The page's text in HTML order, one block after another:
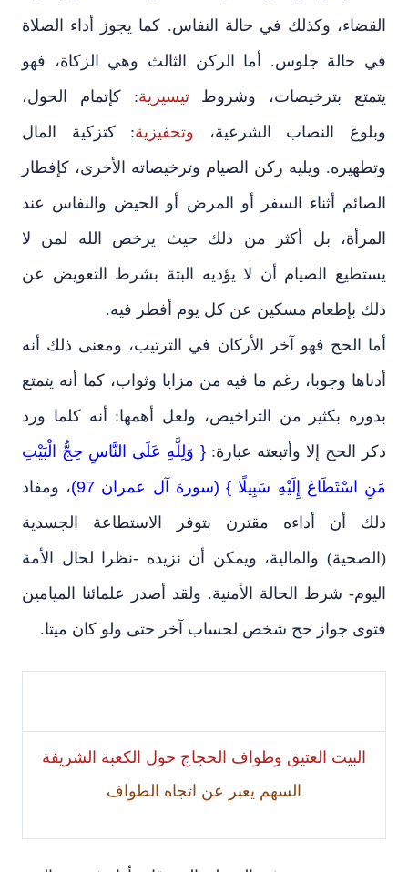
القضاء، وكذلك في حالة النفاس. كما يجوز أداء الصلاة
في حالة جلوس. أما الركن الثالث وهي الزكاة، فهو
يتمتع بترخيصات، وشروطتيسيرية: كإتمام الحول،
وبلوغ النصاب الشرعية، وتحفيزية: كتزكية المال
وتطهيره. ويليه ركن الصيام وترخيصاته الأخرى، كإفطار
الصائم أثناء السفر أو المرض أو الحيض والنفاس عند
المرأة، بل أكثر من ذلك حيث يرخص الله لمن لا
يستطيع الصيام أن لا يؤديه البتة بشرط التعويض عن
ذلك بإطعام مسكين عن كل يوم أفطر فيه.
أما الحج فهو آخر الأركان في الترتيب، ومعنى ذلك أنه
أدناها وجوبا، رغم ما فيه من مزايا وثواب، كما أنه يتمتع
بدوره بكثير من التراخيص، ولعل أهمها: أنه كلما ورد
ذكر الحج إلا وأتبعته عبارة:{ وَلِلَّهِ عَلَى النَّاسِ حِجُّ الْبَيْتِ
مَنِ اسْتَطَاعَ إِلَيْهِ سَبِيلًا } (سورة آل عمران 97)
، ومفاد
ذلك أن أداءه مقترن بتوفر الاستطاعة الجسدية
(الصحية) والمالية، ويمكن أن نزيده -نظرا لحال الأمة
اليوم- شرط الحالة الأمنية. ولقد أصدر علمائنا الميامين
فتوى جواز حج شخص لحساب آخر حتى ولو كان ميتا.
البيت العتيق وطواف الحجاج حول الكعبة الشريفة
السهم يعبر عن اتجاه الطواف